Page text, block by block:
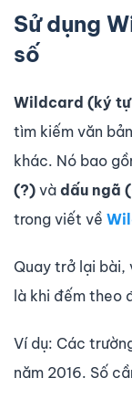
Sử dụng
số
Wildcard (ký
tìm kiếm văn
khác. Nó bao
(?) và dấu ngã
trong viết về
Quay trở lại bài,
là khi đếm theo
Ví dụ: Các
năm 2016. Số